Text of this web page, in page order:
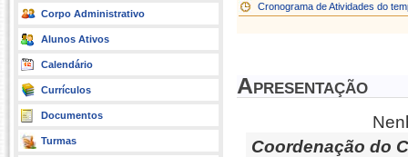
Corpo Administrativo
Alunos Ativos
Calendário
Currículos
Documentos
Turmas
Cronograma de Atividades do
Apresentação
Coordenação do